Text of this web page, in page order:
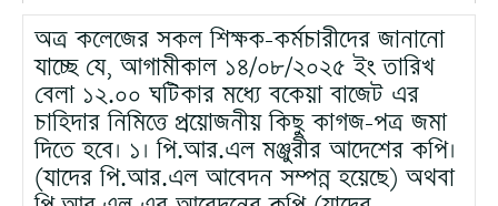
রোজ বৃহস্পতিবার।
মোবাইল নম্বর:
অত্র কলেজের সকল শিক্ষক-কর্মচারীদের জানানো
যাচ্ছে যে, আগামীকাল ১৪/০৮/২০২৫ ইং তারিখ
বেলা ১২.০০ ঘটিকার মধ্যে বকেয়া বাজেট এর
চাহিদার নিমিত্তে প্রয়োজনীয় কিছু কাগজ-পত্র জমা
দিতে হবে। ১। পি.আর.এল মঞ্জুরীর আদেশের কপি।
(যাদের পি.আর.এল আবেদন সম্পন্ন হয়েছে) অথবা